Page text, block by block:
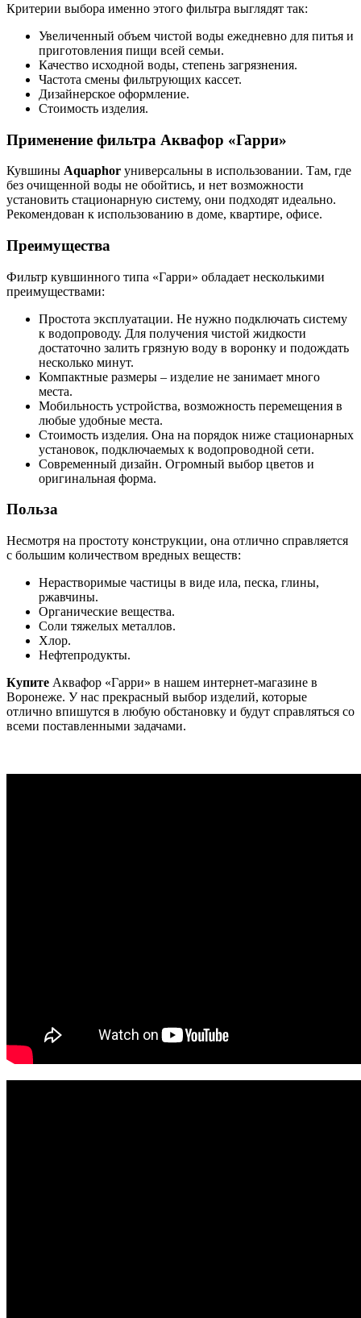
Критерии выбора именно этого фильтра выглядят так:
Увеличенный объем чистой воды ежедневно для питья и
приготовления пищи всей семьи.
Качество исходной воды, степень загрязнения.
Частота смены фильтрующих кассет.
Дизайнерское оформление.
Стоимость изделия.
Применение фильтра Аквафор «Гарри»
Кувшины Aquaphor универсальны в использовании. Там, где
без очищенной воды не обойтись, и нет возможности
установить стационарную систему, они подходят идеально.
Рекомендован к использованию в доме, квартире, офисе.
Преимущества
Фильтр кувшинного типа «Гарри» обладает несколькими
преимуществами:
Простота эксплуатации. Не нужно подключать систему
к водопроводу. Для получения чистой жидкости
достаточно залить грязную воду в воронку и подождать
несколько минут.
Компактные размеры – изделие не занимает много
места.
Мобильность устройства, возможность перемещения в
любые удобные места.
Стоимость изделия. Она на порядок ниже стационарных
установок, подключаемых к водопроводной сети.
Современный дизайн. Огромный выбор цветов и
оригинальная форма.
Польза
Несмотря на простоту конструкции, она отлично справляется
с большим количеством вредных веществ:
Нерастворимые частицы в виде ила, песка, глины,
ржавчины.
Органические вещества.
Соли тяжелых металлов.
Хлор.
Нефтепродукты.
Купите Аквафор «Гарри» в нашем интернет-магазине в
Воронеже. У нас прекрасный выбор изделий, которые
отлично впишутся в любую обстановку и будут справляться со
всеми поставленными задачами.